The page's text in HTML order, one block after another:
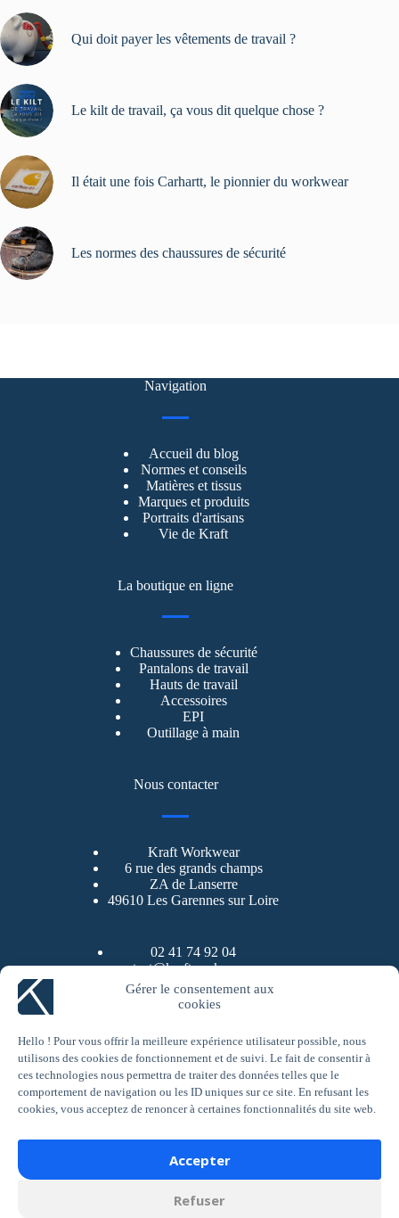
Gérer le consentement aux
cookies
Hello ! Pour vous offrir la meilleure expérience utilisateur possible, nous
utilisons des cookies de fonctionnement et de suivi. Le fait de consentir à
ces technologies nous permettra de traiter des données telles que le
comportement de navigation ou les ID uniques sur ce site. En refusant les
cookies, vous acceptez de renoncer à certaines fonctionnalités du site web.
Accepter
Refuser
Qui doit payer les vêtements de travail ?
Le kilt de travail, ça vous dit quelque chose ?
Il était une fois Carhartt, le pionnier du workwear
Les normes des chaussures de sécurité
Navigation
Accueil du blog
Normes et conseils
Matières et tissus
Marques et produits
Portraits d'artisans
Vie de Kraft
La boutique en ligne
Chaussures de sécurité
Pantalons de travail
Hauts de travail
Accessoires
EPI
Outillage à main
Nous contacter
Kraft Workwear
6 rue des grands champs
ZA de Lanserre
49610 Les Garennes sur Loire
02 41 74 92 04
contact@kraftworkwear.com
A propos de Kraft Workwear
Kraft Workwear est une entreprise spécialisée dans le
vêtement de travail à destination des professionnels des
métiers du bâtiment. Nous proposons pour les artisans une
sélection de pantalons de travail, de vestes de travail, vestes de
pourrez trouver au sein de Kraft Workwear une sélection de
chaussures de sécurité, choisies pour leur confort et leur
résistance, toutes d’un niveau de sécurité S3.